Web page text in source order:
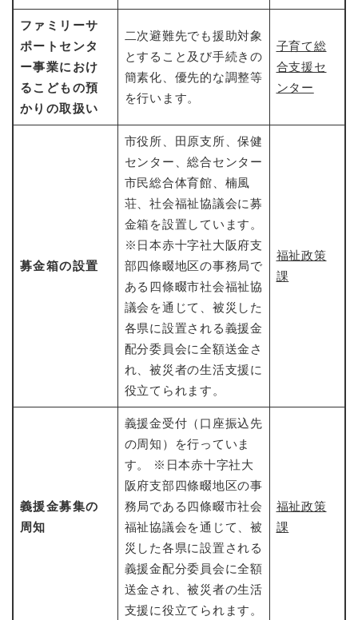
ファミリーサ
ポートセンタ
ー事業におけ
るこどもの預
かりの取扱い
二次避難先でも援助対象
とすること及び手続きの
簡素化、優先的な調整等
を行います。
子育て総
合支援セ
ンター
募金箱の設置
市役所、田原支所、保健
センター、総合センター
市民総合体育館、楠風
荘、社会福祉協議会に募
金箱を設置しています。
※日本赤十字社大阪府支
部四條畷地区の事務局で
ある四條畷市社会福祉協
議会を通じて、被災した
各県に設置される義援金
配分委員会に全額送金さ
れ、被災者の生活支援に
役立てられます。
福祉政策
課
義援金募集の
周知
義援金受付（口座振込先
の周知）を行っていま
す。 ※日本赤十字社大
阪府支部四條畷地区の事
務局である四條畷市社会
福祉協議会を通じて、被
災した各県に設置される
義援金配分委員会に全額
送金され、被災者の生活
支援に役立てられます。
福祉政策
課